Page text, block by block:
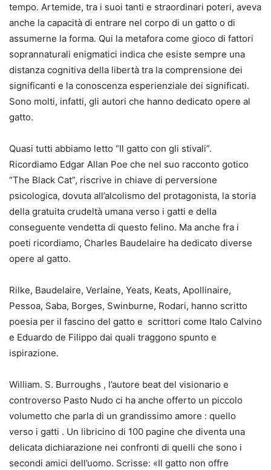
tempo. Artemide, tra i suoi tanti e straordinari poteri, aveva
anche la capacità di entrare nel corpo di un gatto o di
assumerne la forma. Qui la metafora come gioco di fattori
soprannaturali enigmatici indica che esiste sempre una
distanza cognitiva della libertà tra la comprensione dei
significanti e la conoscenza esperienziale dei significati.
Sono molti, infatti, gli autori che hanno dedicato opere al
gatto.
Quasi tutti abbiamo letto “Il gatto con gli stivali”.
Ricordiamo Edgar Allan Poe che nel suo racconto gotico
“The Black Cat”, riscrive in chiave di perversione
psicologica, dovuta all’alcolismo del protagonista, la storia
della gratuita crudeltà umana verso i gatti e della
conseguente vendetta di questo felino. Ma anche fra i
poeti ricordiamo, Charles Baudelaire ha dedicato diverse
opere al gatto.
Rilke, Baudelaire, Verlaine, Yeats, Keats, Apollinaire,
Pessoa, Saba, Borges, Swinburne, Rodari, hanno scritto
poesia per il fascino del gatto e scrittori come Italo Calvino
e Eduardo de Filippo dai quali traggono spunto e
ispirazione.
William. S. Burroughs , l’autore beat del visionario e
controverso Pasto Nudo ci ha anche offerto un piccolo
volumetto che parla di un grandissimo amore : quello
verso i gatti . Un libricino di 100 pagine che diventa una
delicata dichiarazione nei confronti di quelli che sono i
secondi amici dell’uomo. Scrisse: «Il gatto non offre